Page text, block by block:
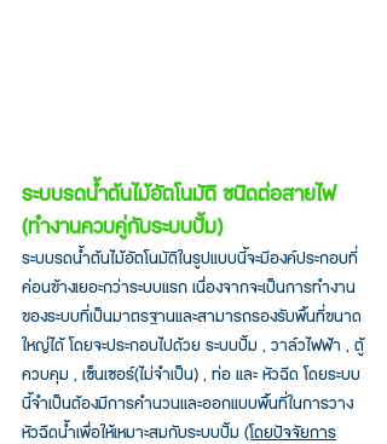
ระบบรดน้ำต้นไม้อัตโนมัติ ชนิดต่อสายไฟ
(ทำงานควบคู่กับระบบปั้ม)
ระบบรดน้ำต้นไม้อัตโนมัติในรูปแบบนี้จะมีองค์ประกอบที่
ค่อนข้างเยอะกว่าระบบแรก เนื่องจากจะเป็นการทำงาน
ของระบบที่เป็นมาตรฐานและสามารถรองรับพื้นที่ขนาด
ใหญ่ได้ โดยจะประกอบไปด้วย ระบบปั้ม , วาล์วไฟฟ้า , ตู้
ควบคุม , เซ็นเซอร์(ไม่จำเป็น) , ท่อ และ หัวฉีด โดยระบบ
นี้จำเป็นต้องมีการคำนวนและออกแบบพื้นที่ในการวาง
หัวฉีดน้ำเพื่อให้เหมาะสมกับระบบปั้ม (โดยปัจจัยการ